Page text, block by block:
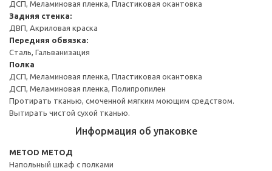
ДСП, Меламиновая пленка, Пластиковая окантовка
Задняя стенка:
ДВП, Акриловая краска
Передняя обвязка:
Сталь, Гальванизация
Полка
ДСП, Меламиновая пленка, Пластиковая окантовка
ДСП, Меламиновая пленка, Полипропилен
Протирать тканью, смоченной мягким моющим средством.
Вытирать чистой сухой тканью.
Информация об упаковке
METOD МЕТОД
Напольный шкаф с полками